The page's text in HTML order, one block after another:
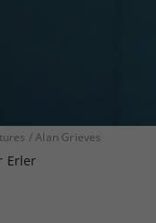
/ Alan Grieves
Erler